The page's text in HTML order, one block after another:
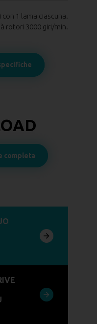
con 1 lama ciascuna.
rotori 3000 giri/min.
completa